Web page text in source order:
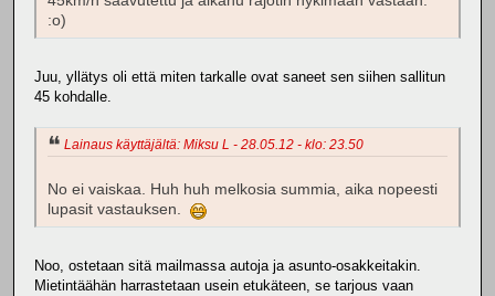
:o)
Juu, yllätys oli että miten tarkalle ovat saneet sen siihen sallitun
45 kohdalle.
Lainaus käyttäjältä: Miksu L - 28.05.12 - klo: 23.50
No ei vaiskaa. Huh huh melkosia summia, aika nopeesti
lupasit vastauksen.
Noo, ostetaan sitä mailmassa autoja ja asunto-osakkeitakin.
Mietintäähän harrastetaan usein etukäteen, se tarjous vaan